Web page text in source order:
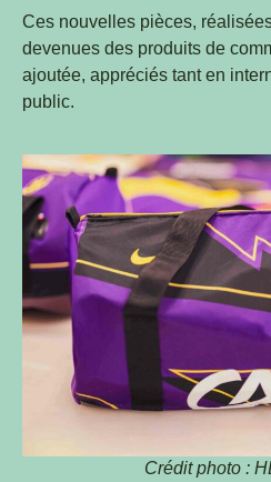
Ces nouvelles pièces,
devenues des produits de
ajoutée, appréciés tant en
public.
Crédit photo :